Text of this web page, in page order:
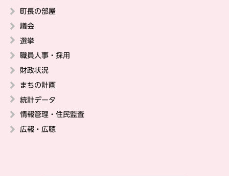
町長の部屋
議会
選挙
職員人事・採用
財政状況
まちの計画
統計データ
情報管理・住民監査
広報・広聴